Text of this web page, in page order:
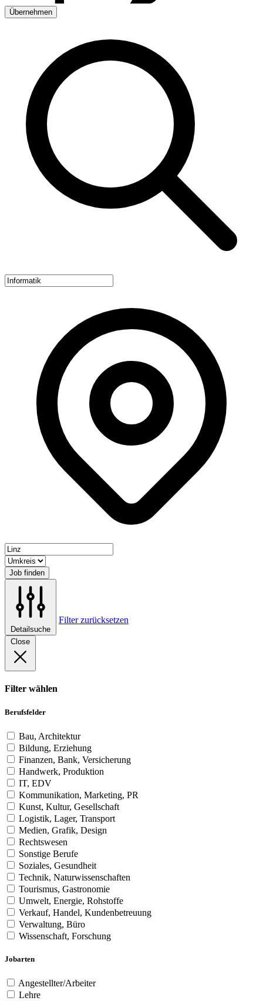
Übernehmen
Job finden
Detailsuche
Filter zurücksetzen
Close
Filter wählen
Berufsfelder
Bau, Architektur
Bildung, Erziehung
Finanzen, Bank, Versicherung
Handwerk, Produktion
IT, EDV
Kommunikation, Marketing, PR
Kunst, Kultur, Gesellschaft
Logistik, Lager, Transport
Medien, Grafik, Design
Rechtswesen
Sonstige Berufe
Soziales, Gesundheit
Technik, Naturwissenschaften
Tourismus, Gastronomie
Umwelt, Energie, Rohstoffe
Verkauf, Handel, Kundenbetreuung
Verwaltung, Büro
Wissenschaft, Forschung
Jobarten
Angestellter/Arbeiter
Lehre